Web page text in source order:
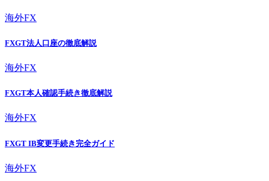
海外FX
FXGT法人口座の徹底解説
海外FX
FXGT本人確認手続き徹底解説
海外FX
FXGT IB変更手続き完全ガイド
海外FX